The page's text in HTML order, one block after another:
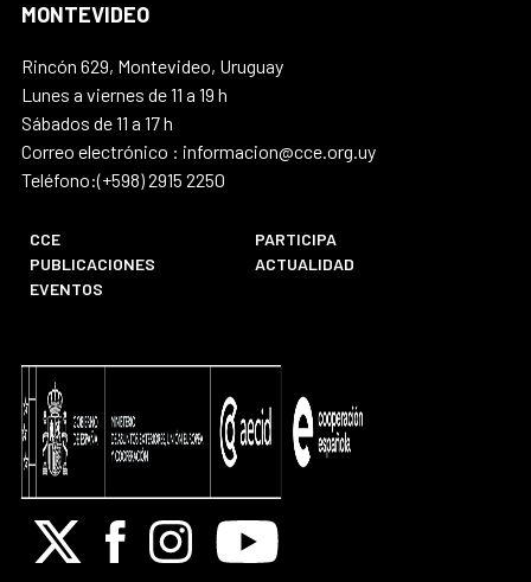
MONTEVIDEO
Rincón 629, Montevideo, Uruguay
Lunes a viernes de 11 a 19 h
Sábados de 11 a 17 h
Correo electrónico : informacion@cce.org.uy
Teléfono:(+598) 2915 2250
CCE
PARTICIPA
PUBLICACIONES
ACTUALIDAD
EVENTOS
X FacebookInstagramYoutube